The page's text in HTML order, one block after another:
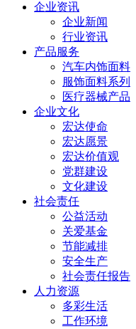
企业资讯
企业新闻
行业资讯
产品服务
汽车内饰面料
服饰面料系列
医疗器械产品
企业文化
宏达使命
宏达愿景
宏达价值观
党群建设
文化建设
社会责任
公益活动
关爱基金
节能减排
安全生产
社会责任报告
人力资源
多彩生活
工作环境